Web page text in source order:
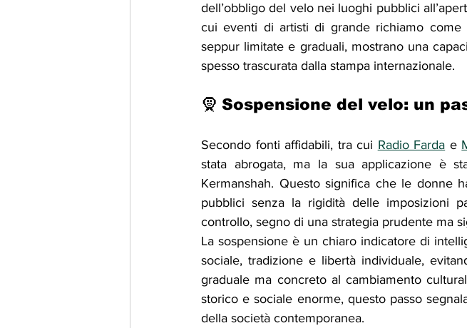
dell’obbligo del velo nei luoghi pubblici
cui eventi di artisti di grande richiamo
seppur limitate e graduali, mostrano una
spesso trascurata dalla stampa internazionale.
🧕 Sospensione del velo: un
Secondo fonti affidabili, tra cui Radio Farda e
stata abrogata, ma la sua applicazione è
Kermanshah. Questo significa che le donne
pubblici senza la rigidità delle imposizioni
controllo, segno di una strategia prudente ma
La sospensione è un chiaro indicatore di
sociale, tradizione e libertà individuale,
graduale ma concreto al cambiamento
storico e sociale enorme, questo passo
della società contemporanea.